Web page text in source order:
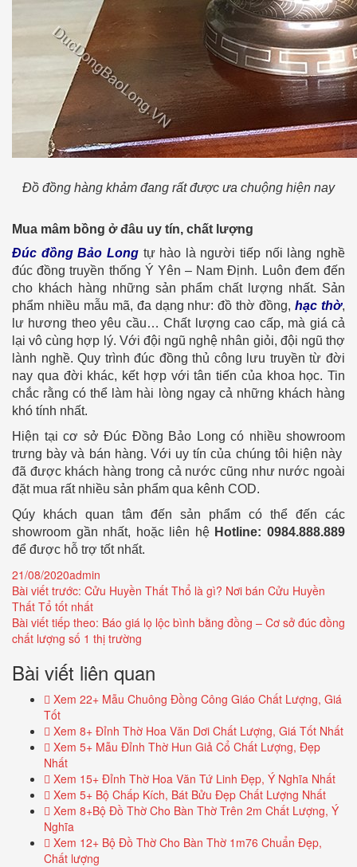
Đồ đồng hàng khảm đang rất được ưa chuộng hiện nay
Mua mâm bồng ở đâu uy tín, chất lượng
Đúc đồng Bảo Longtự hào là người tiếp nối làng nghề
đúc đồng truyền thống Ý Yên – Nam Định. Luôn đem đến
cho khách hàng những sản phẩm chất lượng nhất. Sản
phẩm nhiều mẫu mã, đa dạng như: đồ thờ đồng, hạc thờ,
lư hương theo yêu cầu… Chất lượng cao cấp, mà giá cả
lại vô cùng hợp lý. Với đội ngũ nghệ nhân giỏi, đội ngũ thợ
lành nghề. Quy trình đúc đồng thủ công lưu truyền từ đời
nay qua đời khác, kết hợp với tân tiến của khoa học. Tin
chắc rằng có thể làm hài lòng ngay cả những khách hàng
khó tính nhất.
Hiện tại cơ sở Đúc Đồng Bảo Long có nhiều showroom
trưng bày và bán hàng. Với uy tín của chúng tôi hiện này
đã được khách hàng trong cả nước cũng như nước ngoài
đặt mua rất nhiều sản phẩm qua kênh COD.
Qúy khách quan tâm đến sản phẩm có thể đến các
showroom gần nhất, hoặc liên hệHotline: 0984.888.889
để được hỗ trợ tốt nhất.
Đăng
ngày:
21/08/2020Tác
giả:
admin
Điều
hướng
bài
viết
Bài viết trước: Cửu Huyền Thất Thổ là gì? Nơi bán Cửu Huyền
Thất Tổ tốt nhất
Bài viết tiếp theo: Báo giá lọ lộc bình bằng đồng – Cơ sở đúc đồng
chất lượng số 1 thị trường
Bài viết liên quan
Xem 22+ Mẫu Chuông Đồng Công Giáo Chất Lượng, Giá
Tốt
Xem 8+ Đỉnh Thờ Hoa Văn Dơi Chất Lượng, Giá Tốt Nhất
Xem 5+ Mẫu Đỉnh Thờ Hun Giả Cổ Chất Lượng, Đẹp
Nhất
Xem 15+ Đỉnh Thờ Hoa Văn Tứ Linh Đẹp, Ý Nghĩa Nhất
Xem 5+ Bộ Chấp Kích, Bát Bửu Đẹp Chất Lượng Nhất
Xem 8+Bộ Đồ Thờ Cho Bàn Thờ Trên 2m Chất Lượng, Ý
Nghĩa
Xem 12+ Bộ Đồ Thờ Cho Bàn Thờ 1m76 Chuẩn Đẹp,
Chất lượng